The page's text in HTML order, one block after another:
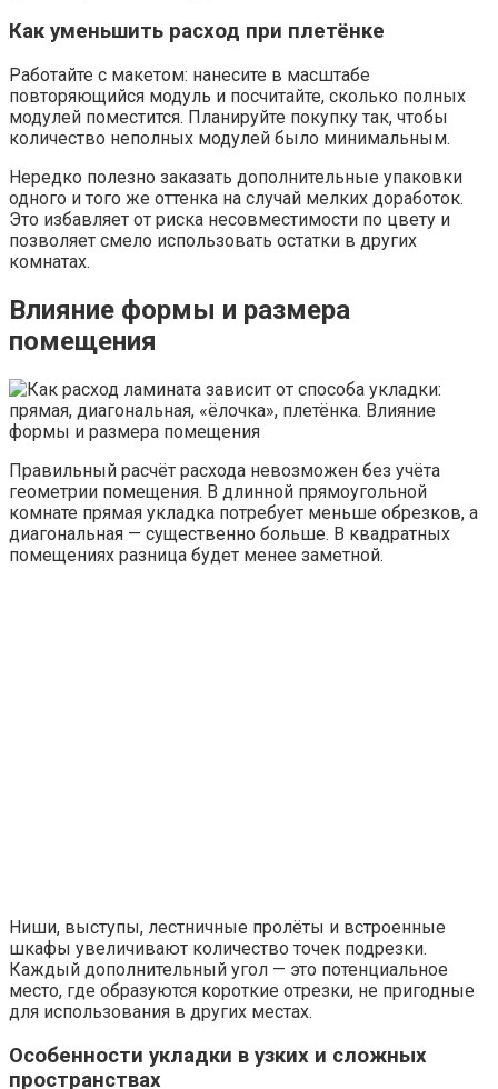
Как уменьшить расход при плетёнке
Работайте с макетом: нанесите в масштабе
повторяющийся модуль и посчитайте, сколько полных
модулей поместится. Планируйте покупку так, чтобы
количество неполных модулей было минимальным.
Нередко полезно заказать дополнительные упаковки
одного и того же оттенка на случай мелких доработок.
Это избавляет от риска несовместимости по цвету и
позволяет смело использовать остатки в других
комнатах.
Влияние формы и размера
помещения
Правильный расчёт расхода невозможен без учёта
геометрии помещения. В длинной прямоугольной
комнате прямая укладка потребует меньше обрезков, а
диагональная — существенно больше. В квадратных
помещениях разница будет менее заметной.
Ниши, выступы, лестничные пролёты и встроенные
шкафы увеличивают количество точек подрезки.
Каждый дополнительный угол — это потенциальное
место, где образуются короткие отрезки, не пригодные
для использования в других местах.
Особенности укладки в узких и сложных
пространствах